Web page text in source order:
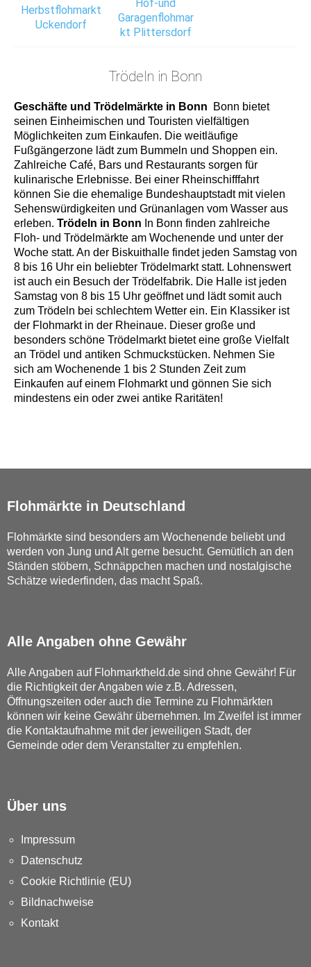
Herbstflohmarkt
Uckendorf
Hof-und
Garagenflohmar
kt Plittersdorf
Trödeln in Bonn
Geschäfte und Trödelmärkte in Bonn
Bonn bietet
seinen Einheimischen und Touristen vielfältigen
Möglichkeiten zum Einkaufen. Die weitläufige
Fußgängerzone lädt zum Bummeln und Shoppen ein.
Zahlreiche Café, Bars und Restaurants sorgen für
kulinarische Erlebnisse. Bei einer Rheinschifffahrt
können Sie die ehemalige Bundeshauptstadt mit vielen
Sehenswürdigkeiten und Grünanlagen vom Wasser aus
erleben. Trödeln in Bonn In Bonn finden zahlreiche
Floh- und Trödelmärkte am Wochenende und unter der
Woche statt. An der Biskuithalle findet jeden Samstag von
8 bis 16 Uhr ein beliebter Trödelmarkt statt. Lohnenswert
ist auch ein Besuch der Trödelfabrik. Die Halle ist jeden
Samstag von 8 bis 15 Uhr geöffnet und lädt somit auch
zum Trödeln bei schlechtem Wetter ein. Ein Klassiker ist
der Flohmarkt in der Rheinaue. Dieser große und
besonders schöne Trödelmarkt bietet eine große Vielfalt
an Trödel und antiken Schmuckstücken. Nehmen Sie
sich am Wochenende 1 bis 2 Stunden Zeit zum
Einkaufen auf einem Flohmarkt und gönnen Sie sich
mindestens ein oder zwei antike Raritäten!
Flohmärkte in Deutschland
Flohmärkte sind besonders am Wochenende beliebt und
werden von Jung und Alt gerne besucht. Gemütlich an den
Ständen stöbern, Schnäppchen machen und nostalgische
Schätze wiederfinden, das macht Spaß.
Alle Angaben ohne Gewähr
Alle Angaben auf Flohmarktheld.de sind ohne Gewähr! Für
die Richtigkeit der Angaben wie z.B. Adressen,
Öffnungszeiten oder auch die Termine zu Flohmärkten
können wir keine Gewähr übernehmen. Im Zweifel ist immer
die Kontaktaufnahme mit der jeweiligen Stadt, der
Gemeinde oder dem Veranstalter zu empfehlen.
Über uns
Impressum
Datenschutz
Cookie Richtlinie (EU)
Bildnachweise
Kontakt